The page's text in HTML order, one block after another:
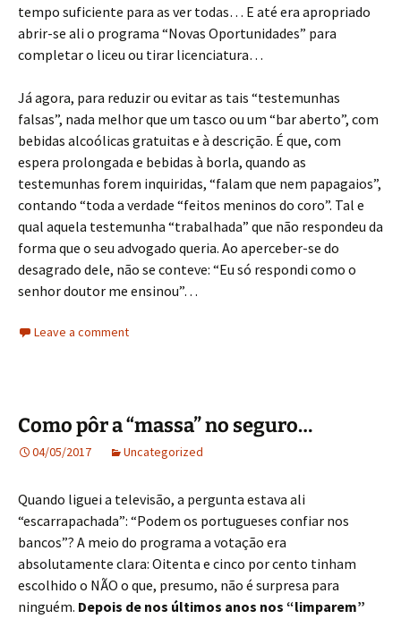
tempo suficiente para as ver todas… E até era apropriado
abrir-se ali o programa “Novas Oportunidades” para
completar o liceu ou tirar licenciatura…
Já agora, para reduzir ou evitar as tais “testemunhas
falsas”, nada melhor que um tasco ou um “bar aberto”, com
bebidas alcoólicas gratuitas e à descrição. É que, com
espera prolongada e bebidas à borla, quando as
testemunhas forem inquiridas, “falam que nem papagaios”,
contando “toda a verdade “feitos meninos do coro”. Tal e
qual aquela testemunha “trabalhada” que não respondeu da
forma que o seu advogado queria. Ao aperceber-se do
desagrado dele, não se conteve: “Eu só respondi como o
senhor doutor me ensinou”…
Leave a comment
Como pôr a “massa” no seguro…
04/05/2017 Uncategorized
Quando liguei a televisão, a pergunta estava ali
“escarrapachada”: “Podem os portugueses confiar nos
bancos”? A meio do programa a votação era
absolutamente clara: Oitenta e cinco por cento tinham
escolhido o NÃO o que, presumo, não é surpresa para
ninguém. Depois de nos últimos anos nos “limparem”